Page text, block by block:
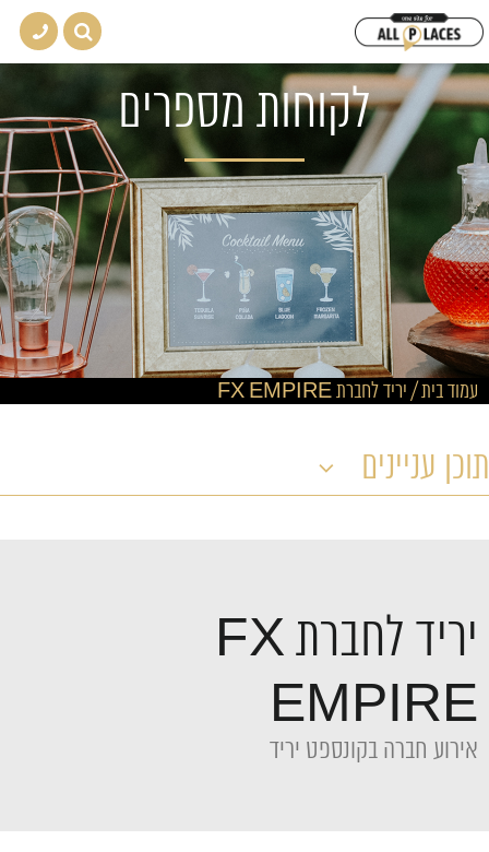
לקוחות מספרים
עמוד בית/יריד לחברת FX EMPIRE
תוכן עניינים
יריד לחברת FX
EMPIRE
אירוע חברה בקונספט יריד